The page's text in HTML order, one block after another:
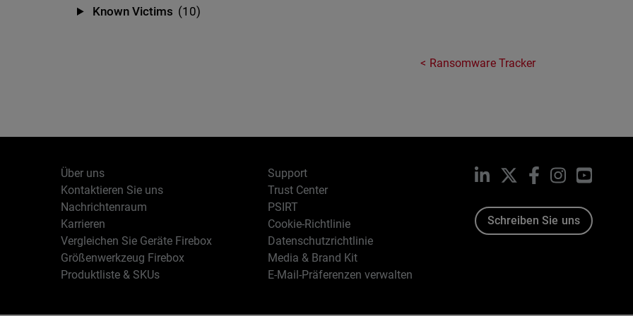
Known Victims (10)
Ransomware Tracker
Über uns
Kontaktieren Sie uns
Nachrichtenraum
Karrieren
Vergleichen Sie Geräte Firebox
Größenwerkzeug Firebox
Produktliste & SKUs
Support
Trust Center
PSIRT
Cookie-Richtlinie
Datenschutzrichtlinie
Media & Brand Kit
E-Mail-Präferenzen verwalten
LinkedIn Facebook
Instagram
Schreiben Sie uns